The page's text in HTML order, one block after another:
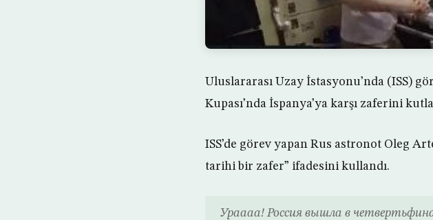
Uluslararası Uzay İstasyonu’nda (ISS)
Kupası’nda İspanya’ya karşı zaferini
ISS’de görev yapan Rus astronot Oleg
tarihi bir zafer” ifadesini kullandı.
Ураааа! Россия вышла в